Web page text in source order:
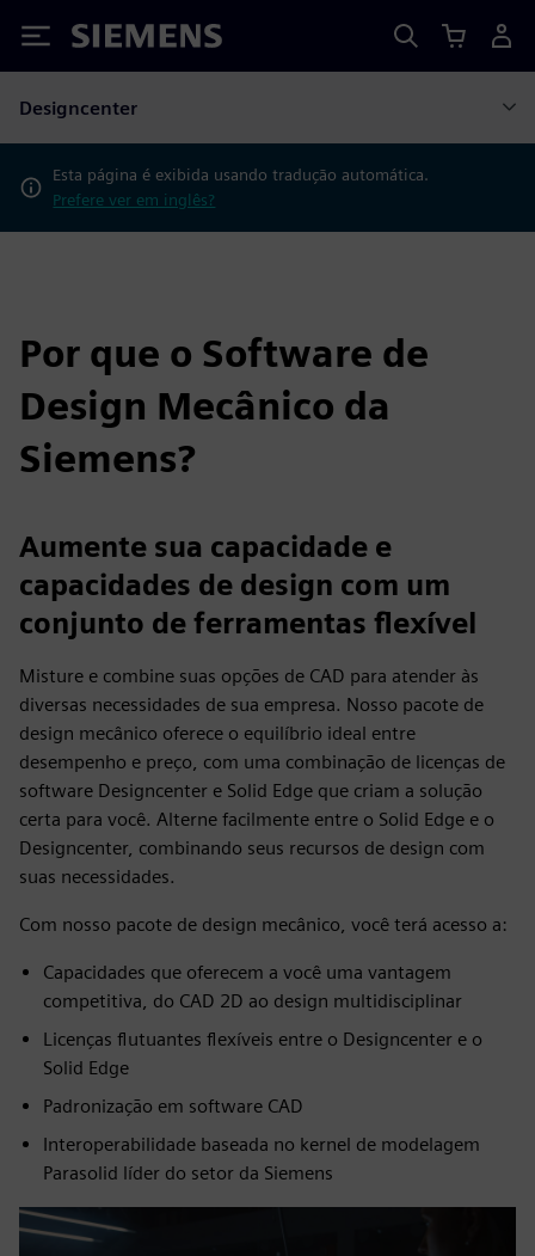
Siemens
Designcenter
Esta página é exibida usando tradução automática.
Prefere ver em inglês?
Por que o Software de
Design Mecânico da
Siemens?
Aumente sua capacidade e
capacidades de design com um
conjunto de ferramentas flexível
Misture e combine suas opções de CAD para atender às
diversas necessidades de sua empresa. Nosso pacote de
design mecânico oferece o equilíbrio ideal entre
desempenho e preço, com uma combinação de licenças de
software Designcenter e Solid Edge que criam a solução
certa para você. Alterne facilmente entre o Solid Edge e o
Designcenter, combinando seus recursos de design com
suas necessidades.
Com nosso pacote de design mecânico, você terá acesso a:
Capacidades que oferecem a você uma vantagem
competitiva, do CAD 2D ao design multidisciplinar
Licenças flutuantes flexíveis entre o Designcenter e o
Solid Edge
Padronização em software CAD
Interoperabilidade baseada no kernel de modelagem
Parasolid líder do setor da Siemens